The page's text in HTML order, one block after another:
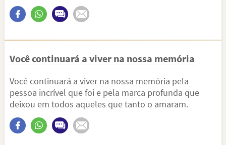
Você continuará a viver na nossa memória
Você continuará a viver na nossa memória pela
pessoa incrível que foi e pela marca profunda que
deixou em todos aqueles que tanto o amaram.